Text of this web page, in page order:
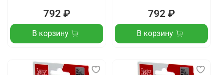
792 ₽
В корзину
792 ₽
В корзину